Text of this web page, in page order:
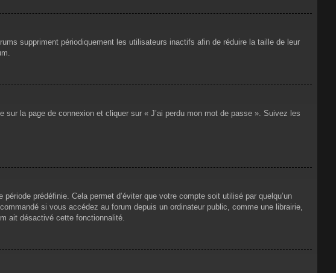
suppriment périodiquement les utilisateurs inactifs afin de réduire la taille de leur
la page de connexion et cliquer sur « J’ai perdu mon mot de passe ». Suivez les
prédéfinie. Cela permet d’éviter que votre compte soit utilisé par quelqu’un
si vous accédez au forum depuis un ordinateur public, comme une librairie,
ait désactivé cette fonctionnalité.